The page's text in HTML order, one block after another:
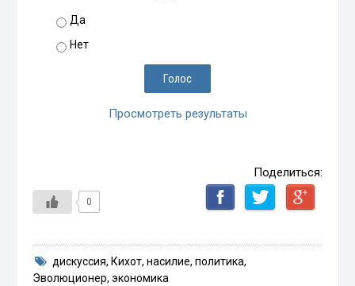
Да
Нет
Просмотреть результаты
Поделиться:
0
дискуссия, Кихот, насилие, политика,
Эволюционер,экономика